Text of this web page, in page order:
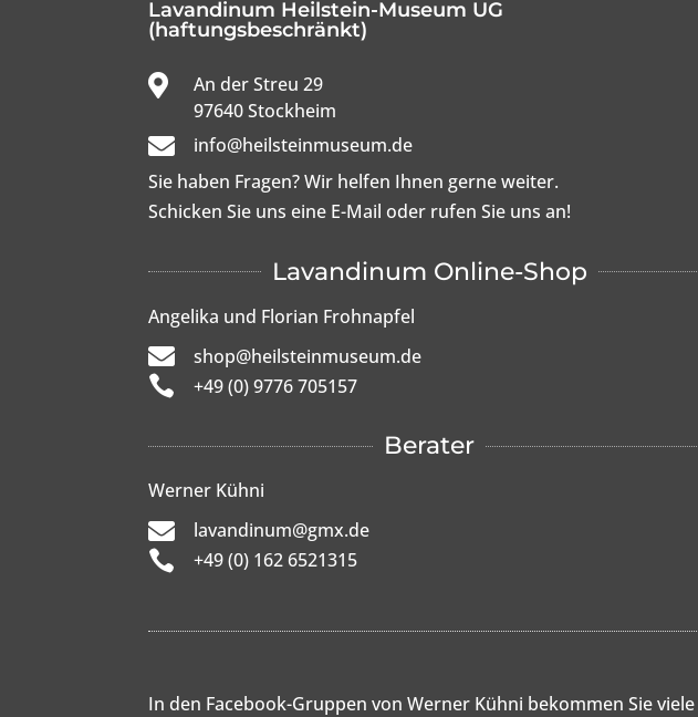
Lavandinum Heilstein-Museum UG
(haftungsbeschränkt)
 An der Streu 29
97640 Stockheim

info@heilsteinmuseum.de
Sie haben Fragen? Wir helfen Ihnen gerne weiter.
Schicken Sie uns eine E-Mail oder rufen Sie uns an!
Lavandinum Online-Shop
Angelika und Florian Frohnapfel
 shop@heilsteinmuseum.de
 +49 (0) 9776 705157
Berater
Werner Kühni
 lavandinum@gmx.de
 +49 (0) 162 6521315
In den Facebook-Gruppen von Werner Kühni bekommen Sie viele